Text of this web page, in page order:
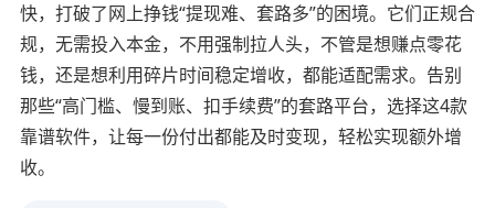
快，打破了网上挣钱“提现难、套路多”的困境。它们正规合
规，无需投入本金，不用强制拉人头，不管是想赚点零花
钱，还是想利用碎片时间稳定增收，都能适配需求。告别
那些“高门槛、慢到账、扣手续费”的套路平台，选择这4款
靠谱软件，让每一份付出都能及时变现，轻松实现额外增
收。